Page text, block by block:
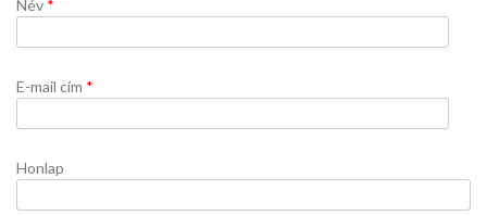
Név *
E-mail cím *
Honlap